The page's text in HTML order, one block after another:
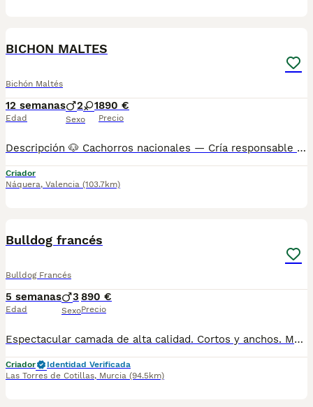
BICHON MALTES
Bichón Maltés
12 semanas
Edad
2 1
Sexo
890 €
Precio
Descripción 🐶 Cachorros nacionales — Cría responsable 📞 También puedes llamarnos: Mostrar número de teléfono/ Mostrar número de teléfono AMBOS TELÉFONOS DISPONEN DE WHATSAPP (EL FIJO TAMBIÉN) ✅ Entregados a partir de 2 meses de edad 💉 Vacunados y desparasitados 📋 Cartilla sanitaria incluida 🛡️ Garantía de 15 días por enfermedades víricas 🛡️ Garantía de 2 años por enfermedades congénitas 📄 Contrato factura 🔬 Microchip implantado 🌍 Pasaporte canino 🏆 Opción de pedigree o certificado de raza Los precios varían en función de las características y la morfología de cada cachorro. 🏠 Centro canino con núcleo zoológico autorizado. Todos nuestros cachorros son nacionales. Puedes visitar nuestras instalaciones cuando quieras. 🔬 Microchip: Mostrar número de teléfono 📍 Núcleo Zoológico: ES461781000030
Criador
Náquera, Valencia (103.7km)
Bulldog francés
Bulldog Francés
5 semanas
Edad
3
Sexo
890 €
Precio
Espectacular camada de alta calidad. Cortos y anchos. Machos disponibles Somos Criadores Se entrega con pasaporte, vacunación y desparasitación al día, microchip y contrato de compraventa y garantía 613 633 421 Torresmurcia.com
Criador
Identidad Verificada
Las Torres de Cotillas, Murcia (94.5km)